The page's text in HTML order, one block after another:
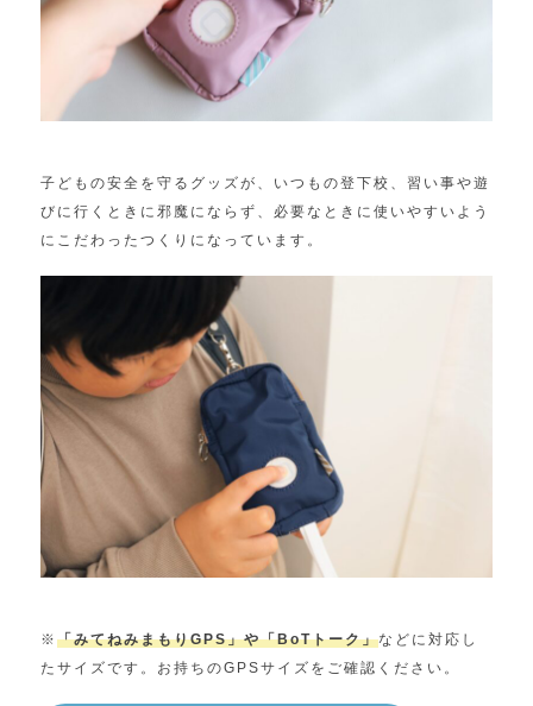
子どもの安全を守るグッズが、いつもの登下校、習い事や遊
びに行くときに邪魔にならず、必要なときに使いやすいよう
にこだわったつくりになっています。
※ 「みてねみまもりGPS」や「BoTトーク」などに対応し
たサイズです。お持ちのGPSサイズをご確認ください。